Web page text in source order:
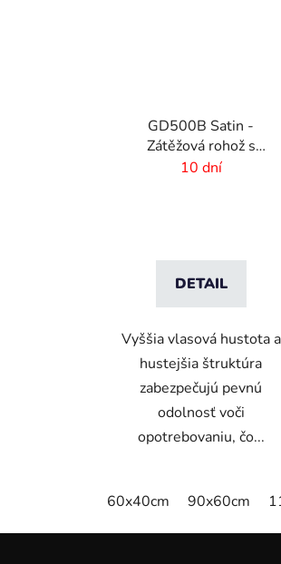
GD500B Satin -
Zátěžová rohož s
digitálnou potlačou a
10 dní
DETAIL
Vyššia vlasová hustota a
hustejšia štruktúra
zabezpečujú pevnú
odolnosť voči
opotrebovaniu, čo...
60x40cm 90x60cm